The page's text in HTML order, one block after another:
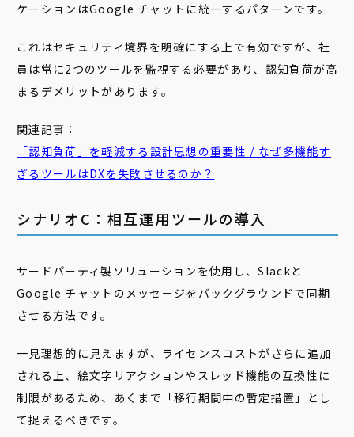
ケーションはGoogle チャットに統一するパターンです。
これはセキュリティ境界を明確にする上で有効ですが、社
員は常に2つのツールを監視する必要があり、認知負荷が高
まるデメリットがあります。
関連記事：
「認知負荷」を軽減する設計思想の重要性 / なぜ多機能す
ぎるツールはDXを失敗させるのか？
シナリオC：相互運用ツールの導入
サードパーティ製ソリューションを使用し、Slackと
Google チャットのメッセージをバックグラウンドで同期
させる方法です。
一見理想的に見えますが、ライセンスコストがさらに追加
される上、絵文字リアクションやスレッド機能の互換性に
制限があるため、あくまで「移行期間中の暫定措置」とし
て捉えるべきです。